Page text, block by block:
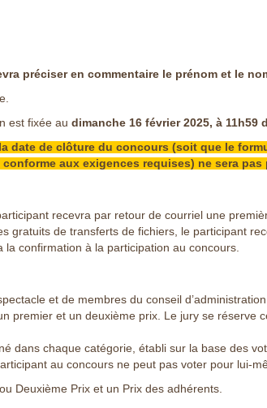
préciser en commentaire le prénom et le
est fixée audimanche 16 février 2025, à 11h59
date de clôture du concours (soit que le
aux exigences requises) ne sera
recevra par retour de courriel une
gratuits de transferts de fichiers, le participant
la confirmation à la participation au concours.
et de membres du conseil
premier et un deuxième prix. Le jury se
dans chaque catégorie, établi sur la base des
au concours ne peut pas voter pour lui-
Deuxième Prix et un Prix des adhérents.